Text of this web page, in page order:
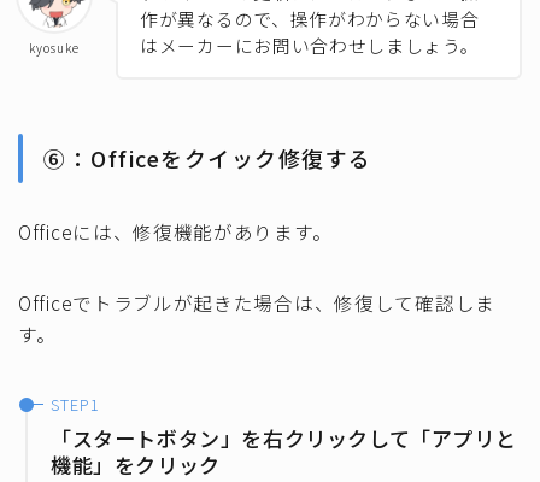
kyosuke
作が異なるので、操作がわからない場合
はメーカーにお問い合わせしましょう。
⑥：Officeをクイック修復する
Officeには、修復機能があります。
Officeでトラブルが起きた場合は、修復して確認しま
す。
「スタートボタン」を右クリックして「アプリと
機能」をクリック